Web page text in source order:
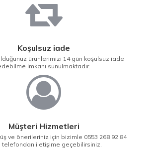
Koşulsuz iade
ürünlerimizi 14 gün koşulsuz iade
imkanı sunulmaktadır.
Müşteri Hizmetleri
ve önerileriniz için bizimle 0553 268 92 84
telefondan iletişime geçebilirsiniz.